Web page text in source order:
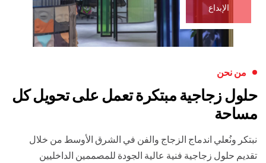
الإبداع
من نحن
حلول زجاجية مبتكرة تعمل على تحويل كل
مساحة
نبتكر ونُعلي اندماج الزجاج والفن في الشرق الأوسط من خلال
تقديم حلول زجاجية فنية عالية الجودة للمصممين الداخليين